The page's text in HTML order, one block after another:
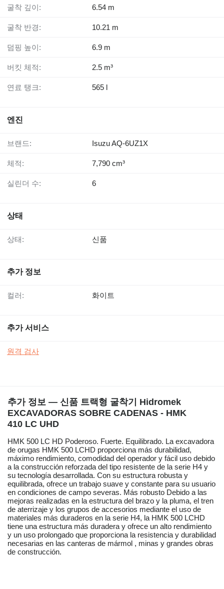
굴착 깊이: 6.54 m
굴착 반경: 10.21 m
덤핑 높이: 6.9 m
버킷 체적: 2.5 m³
연료 탱크: 565 l
엔진
브랜드: Isuzu AQ-6UZ1X
체적: 7,790 cm³
실린더 수: 6
상태
상태: 신품
추가 정보
컬러: 화이트
추가 서비스
원격 검사
추가 정보 — 신품 트랙형 굴착기 Hidromek
EXCAVADORAS SOBRE CADENAS - HMK
410 LC UHD
HMK 500 LC HD Poderoso. Fuerte. Equilibrado. La excavadora
de orugas HMK 500 LCHD proporciona más durabilidad,
máximo rendimiento, comodidad del operador y fácil uso debido
a la construcción reforzada del tipo resistente de la serie H4 y
su tecnología desarrollada. Con su estructura robusta y
equilibrada, ofrece un trabajo suave y constante para su usuario
en condiciones de campo severas. Más robusto Debido a las
mejoras realizadas en la estructura del brazo y la pluma, el tren
de aterrizaje y los grupos de accesorios mediante el uso de
materiales más duraderos en la serie H4, la HMK 500 LCHD
tiene una estructura más duradera y ofrece un alto rendimiento
y un uso prolongado que proporciona la resistencia y durabilidad
necesarias en las canteras de mármol , minas y grandes obras
de construcción.